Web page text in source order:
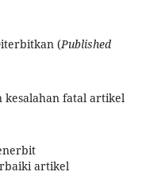
(Published
kesalahan fatal artikel
artikel